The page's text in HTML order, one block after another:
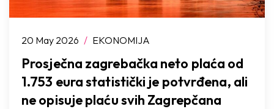
20 May 2026 / EKONOMIJA
Prosječna zagrebačka neto plaća od
1.753 eura statistički je potvrđena, ali
ne opisuje plaću svih Zagrepčana